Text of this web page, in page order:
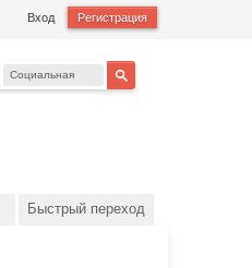
Вход Регистрация
Социальная
Быстрый переход